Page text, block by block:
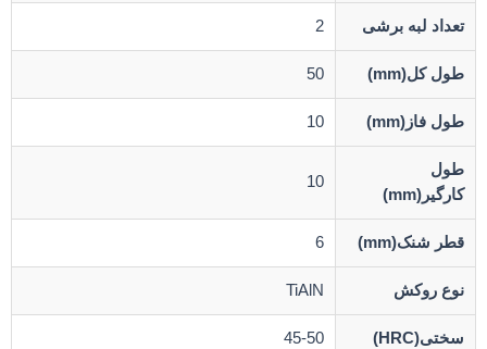
تعداد لبه برشی 2
طول کل(mm) 50
طول فاز(mm) 10
طول
کارگیر(mm)
10
قطر شنک(mm) 6
نوع روکش TiAlN
سختی(HRC) 45-50